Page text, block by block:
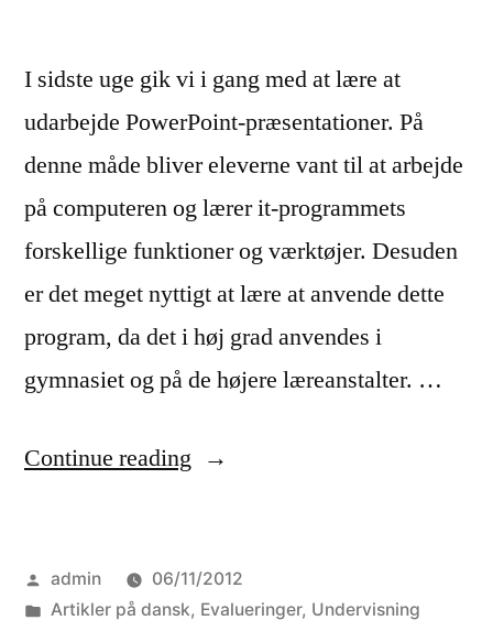
I sidste uge gik vi i gang med at lære at
udarbejde PowerPoint-præsentationer. På
denne måde bliver eleverne vant til at arbejde
på computeren og lærer it-programmets
forskellige funktioner og værktøjer. Desuden
er det meget nyttigt at lære at anvende dette
program, da det i høj grad anvendes i
gymnasiet og på de højere læreanstalter. …
Continue reading “Vi
præsentationer”
Posted
by
admin
06/11/2012
Posted
Artikler på dansk, Evalueringer, Undervisning